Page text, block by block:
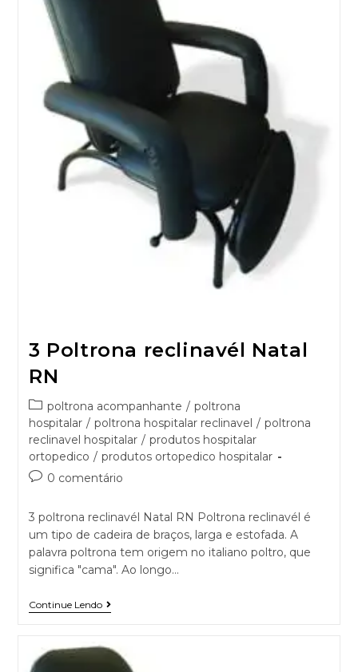
3 Poltrona reclinavél Natal
RN
poltrona acompanhante / poltrona
hospitalar / poltrona hospitalar reclinavel / poltrona
reclinavel hospitalar / produtos hospitalar
ortopedico / produtos ortopedico hospitalar
0 comentário
3 poltrona reclinavél Natal RN Poltrona reclinavél é
um tipo de cadeira de braços, larga e estofada. A
palavra poltrona tem origem no italiano poltro, que
significa "cama". Ao longo…
Continue Lendo